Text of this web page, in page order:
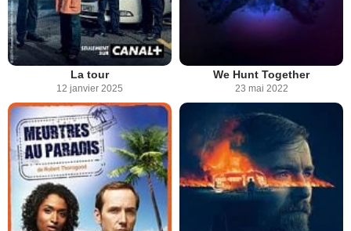
La tour
12 janvier 2025
We Hunt Together
23 mai 2022